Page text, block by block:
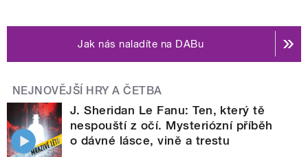
Jak nás naladíte na DABu
NEJNOVĚJŠÍ HRY A ČETBA
J. Sheridan Le Fanu: Ten, který tě
nespouští z očí. Mysteriózní příběh
o dávné lásce, vině a trestu